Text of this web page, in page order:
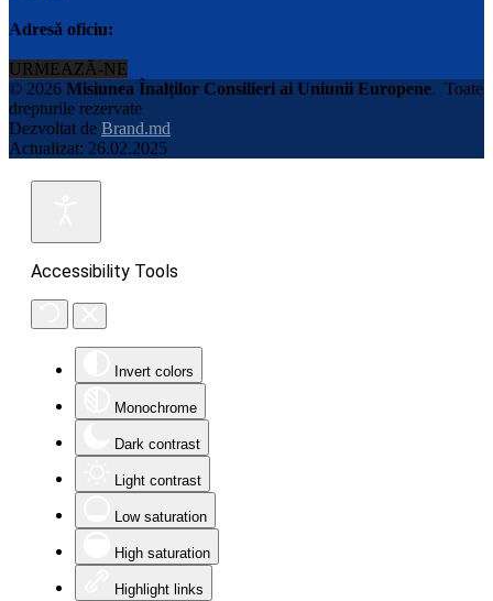
Adresă oficiu:
URMEAZĂ-NE
© 2026 Misiunea Înalților Consilieri ai Uniunii Europene. Toate
drepturile rezervate
Dezvoltat de Brand.md
Actualizat: 26.02.2025
Accessibility Tools
Invert colors
Monochrome
Dark contrast
Light contrast
Low saturation
High saturation
Highlight links